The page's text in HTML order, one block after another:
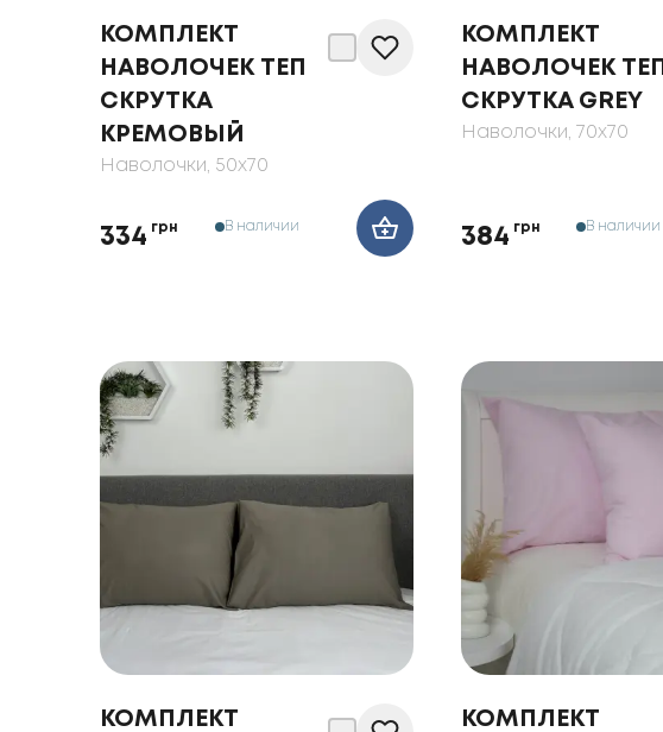
КОМПЛЕКТ
НАВОЛОЧЕК ТЕП
СКРУТКА
КРЕМОВЫЙ
Наволочки, 50x70
334 грн В наличии
КОМПЛЕКТ
НАВОЛОЧЕК ТЕП
СКРУТКА GREY
Наволочки, 70x70
384 грн В наличии
КОМПЛЕКТ
КОМПЛЕКТ